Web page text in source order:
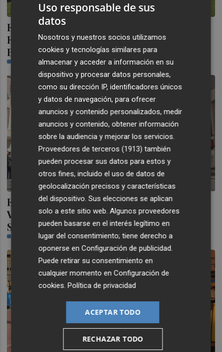
El Espanyol vence en el Trofeo Fallas de
Fútbol de Burriana, seguido del Villarreal,
Barcelona y Betis
CASTELLÓN PLAZA
Escuadras romanas toman las calles de
Vila-real como preludio de la Semana
Santa
CASTELLÓN PLAZA
Uso responsable de sus
datos
Nosotros y nuestros socios utilizamos
cookies y tecnologías similares para
almacenar y acceder a información en su
dispositivo y procesar datos personales,
como su dirección IP, identificadores únicos
y datos de navegación, para ofrecer
anuncios y contenido personalizados, medir
anuncios y contenido, obtener información
sobre la audiencia y mejorar los servicios.
Proveedores de terceros (1913) también
pueden procesar sus datos para estos y
otros fines, incluido el uso de datos de
geolocalización precisos y características
del dispositivo. Sus elecciones se aplican
solo a este sitio web. Algunos proveedores
pueden basarse en el interés legítimo en
lugar del consentimiento; tiene derecho a
oponerse enConfiguración de publicidad.
Puede retirar su consentimiento en
cualquier momento enConfiguración de
cookies.Política de privacidad
ACEPTAR TODO
RECHAZAR TODO